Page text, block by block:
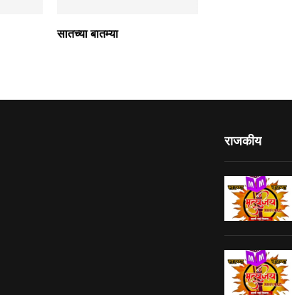
सातच्या बातम्या
राजकीय